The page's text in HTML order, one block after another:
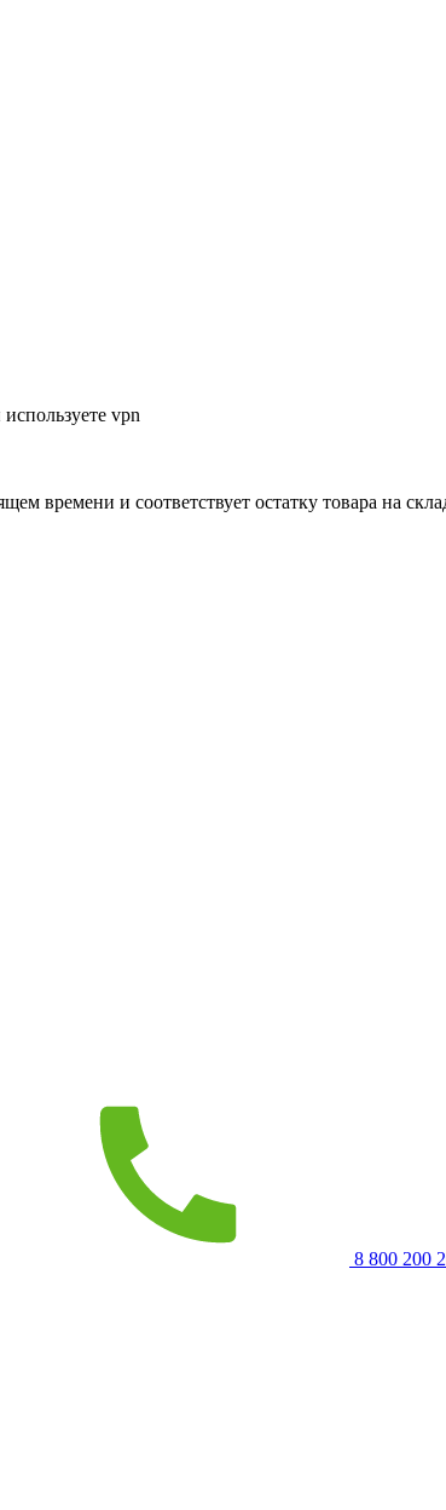
vpn
времени и соответствует остатку товара на
8 800 200